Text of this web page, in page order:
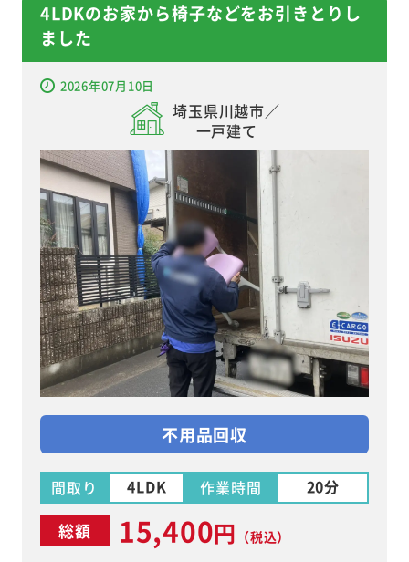
4LDKのお家から椅子などをお引きとりし
ました
2026年07月10日
埼玉県川越市／
一戸建て
不用品回収
間取り 4LDK 作業時間 20分
総額 15,400円 （税込）